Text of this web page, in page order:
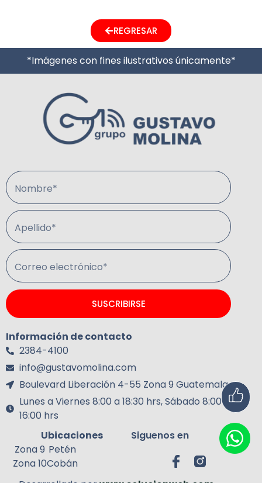
REGRESAR
*Imágenes con fines ilustrativos únicamente*
Nombre*
Apellido*
Correo electrónico*
SUSCRIBIRSE
Información de contacto
2384-4100
info@gustavomolina.com
Boulevard Liberación 4-55 Zona 9 Guatemala.
Lunes a Viernes 8:00 a 18:30 hrs, Sábado 8:00 a
16:00 hrs
Ubicaciones
Zona 9
Zona 10
Petén
Cobán
Siguenos en